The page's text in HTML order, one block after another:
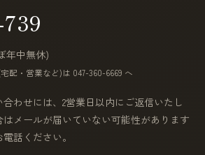
年中無休)
配・営業など)は 047-360-6669 へ
わせには、2営業日以内にご返信いたし
はメールが届いていない可能性があります
話ください。